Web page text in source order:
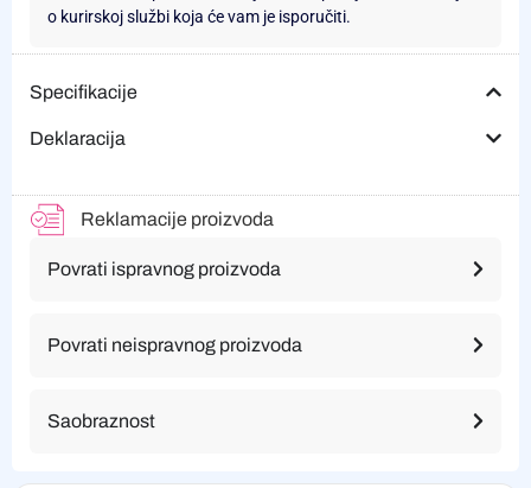
o kurirskoj službi koja će vam je isporučiti.
Specifikacije
Deklaracija
Reklamacije proizvoda
Povrati ispravnog proizvoda
Povrati neispravnog proizvoda
Saobraznost